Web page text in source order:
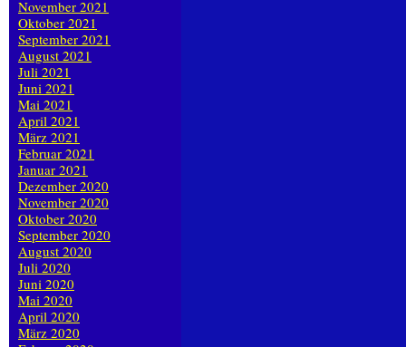
November 2021
Oktober 2021
September 2021
August 2021
Juli 2021
Juni 2021
Mai 2021
April 2021
März 2021
Februar 2021
Januar 2021
Dezember 2020
November 2020
Oktober 2020
September 2020
August 2020
Juli 2020
Juni 2020
Mai 2020
April 2020
März 2020